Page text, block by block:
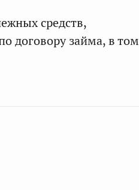
средств,
договору займа, в том